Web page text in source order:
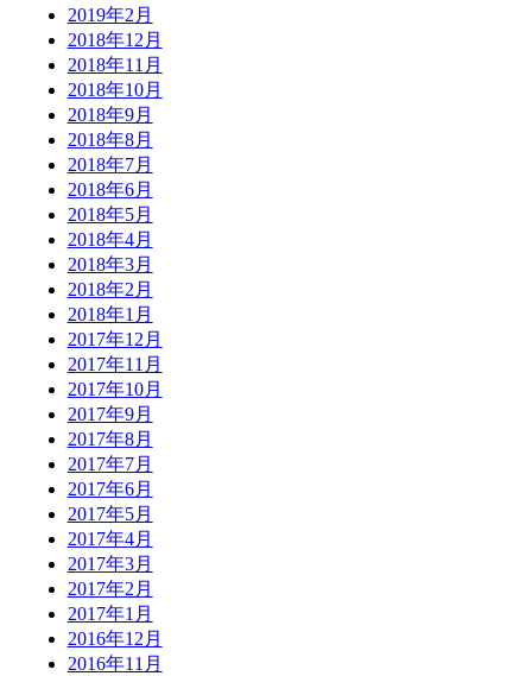
2019年2月
2018年12月
2018年11月
2018年10月
2018年9月
2018年8月
2018年7月
2018年6月
2018年5月
2018年4月
2018年3月
2018年2月
2018年1月
2017年12月
2017年11月
2017年10月
2017年9月
2017年8月
2017年7月
2017年6月
2017年5月
2017年4月
2017年3月
2017年2月
2017年1月
2016年12月
2016年11月